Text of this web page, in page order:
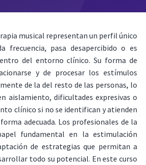
musical representan un perfil único
frecuencia, pasa desapercibido o es
del entorno clínico. Su forma de
y de procesar los estímulos
de la del resto de las personas, lo
aislamiento, dificultades expresivas o
clínico si no se identifican y atienden
adecuada. Los profesionales de la
fundamental en la estimulación
de estrategias que permitan a
todo su potencial. En este curso